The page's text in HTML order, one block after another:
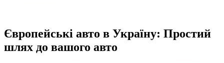
Європейські авто в Україну: Простий
шлях до вашого авто